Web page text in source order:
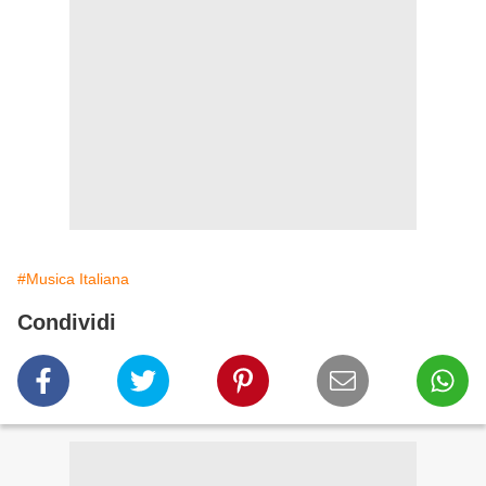
#Musica Italiana
Condividi